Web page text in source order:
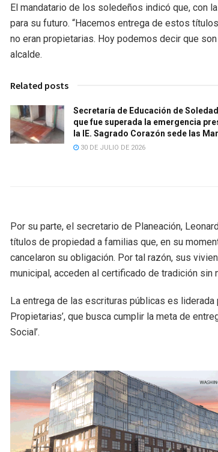
El mandatario de los soledeños indicó que, con
para su futuro. “Hacemos entrega de estos
no eran propietarias. Hoy podemos decir que
alcalde.
Related posts
Secretaría de Educación de
que fue superada la emergencia
la IE. Sagrado Corazón sede las
30 DE JULIO DE 2026
Por su parte, el secretario de Planeación,
títulos de propiedad a familias que, en su
cancelaron su obligación. Por tal razón, sus
municipal, acceden al certificado de tradición sin
La entrega de las escrituras públicas es liderada
Propietarias’, que busca cumplir la meta de
Social’.